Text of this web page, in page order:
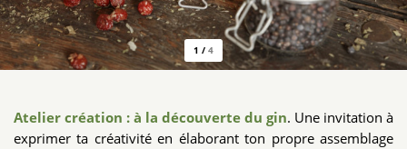
1 / 4
Atelier création : à la découverte du gin. Une invitation à
exprimer ta créativité en élaborant ton propre assemblage